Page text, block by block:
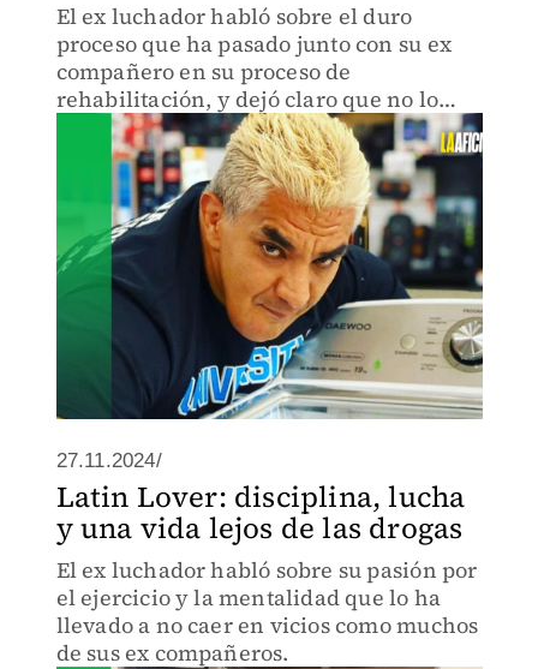
El ex luchador habló sobre el duro
proceso que ha pasado junto con su ex
compañero en su proceso de
rehabilitación, y dejó claro que no lo
ayudaría si recae una vez más.
27.11.2024/
Latin Lover: disciplina, lucha
y una vida lejos de las drogas
El ex luchador habló sobre su pasión por
el ejercicio y la mentalidad que lo ha
llevado a no caer en vicios como muchos
de sus ex compañeros.